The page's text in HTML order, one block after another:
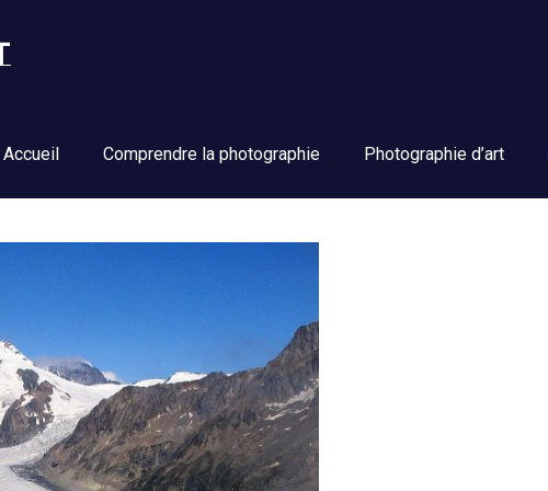
Accueil Comprendre la photographie Photographie d’art